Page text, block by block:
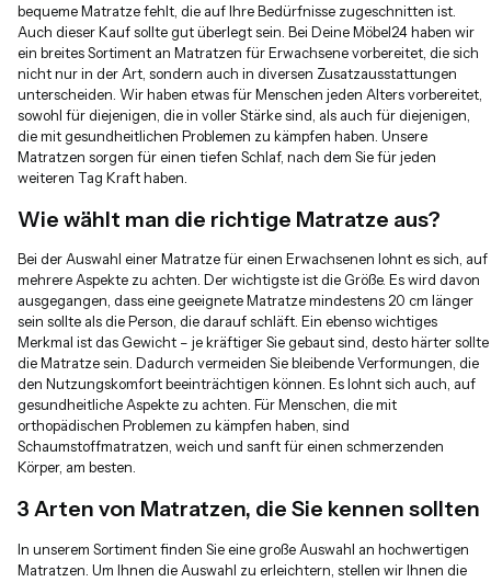
bequeme Matratze fehlt, die auf Ihre Bedürfnisse zugeschnitten ist.
Auch dieser Kauf sollte gut überlegt sein. Bei Deine Möbel24 haben wir
ein breites Sortiment an Matratzen für Erwachsene vorbereitet, die sich
nicht nur in der Art, sondern auch in diversen Zusatzausstattungen
unterscheiden. Wir haben etwas für Menschen jeden Alters vorbereitet,
sowohl für diejenigen, die in voller Stärke sind, als auch für diejenigen,
die mit gesundheitlichen Problemen zu kämpfen haben. Unsere
Matratzen sorgen für einen tiefen Schlaf, nach dem Sie für jeden
weiteren Tag Kraft haben.
Wie wählt man die richtige Matratze aus?
Bei der Auswahl einer Matratze für einen Erwachsenen lohnt es sich, auf
mehrere Aspekte zu achten. Der wichtigste ist die Größe. Es wird davon
ausgegangen, dass eine geeignete Matratze mindestens 20 cm länger
sein sollte als die Person, die darauf schläft. Ein ebenso wichtiges
Merkmal ist das Gewicht – je kräftiger Sie gebaut sind, desto härter sollte
die Matratze sein. Dadurch vermeiden Sie bleibende Verformungen, die
den Nutzungskomfort beeinträchtigen können. Es lohnt sich auch, auf
gesundheitliche Aspekte zu achten. Für Menschen, die mit
orthopädischen Problemen zu kämpfen haben, sind
Schaumstoffmatratzen, weich und sanft für einen schmerzenden
Körper, am besten.
3 Arten von Matratzen, die Sie kennen sollten
In unserem Sortiment finden Sie eine große Auswahl an hochwertigen
Matratzen. Um Ihnen die Auswahl zu erleichtern, stellen wir Ihnen die